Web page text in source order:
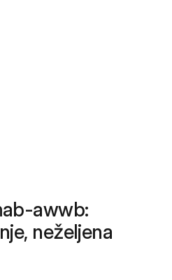
awwb:
neželjena